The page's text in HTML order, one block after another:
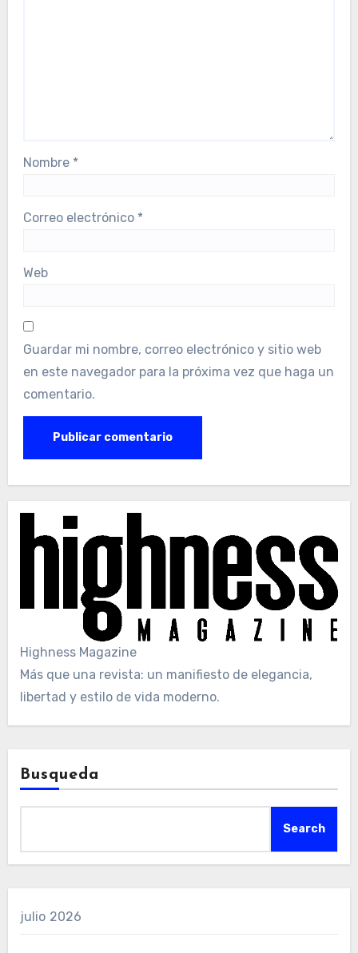
Nombre *
Correo electrónico *
Web
Guardar mi nombre, correo electrónico y sitio web
en este navegador para la próxima vez que haga un
comentario.
Highness Magazine
Más que una revista: un manifiesto de elegancia,
libertad y estilo de vida moderno.
Busqueda
Search
julio 2026